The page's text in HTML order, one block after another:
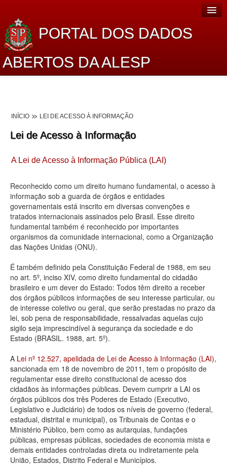
PORTAL DOS DADOS
ABERTOS DA ALESP
Lei de Acesso à Informação
Dados Governamentais Abertos
Planejamento
Catálogo de dados
Processo Legislativo
Deputados Estaduais
Administração
Legislação
Agenda
Perguntas frequentes
Contato
INÍCIO LEI DE ACESSO À INFORMAÇÃO
Lei de Acesso à Informação
A Lei de Acesso à Informação Pública (LAI)
Reconhecido como um direito humano fundamental, o acesso à
informação sob a guarda de órgãos e entidades
governamentais está inscrito em diversas convenções e
tratados internacionais assinados pelo Brasil. Esse direito
fundamental também é reconhecido por importantes
organismos da comunidade internacional, como a Organização
das Nações Unidas (ONU).
É também definido pela Constituição Federal de 1988, em seu
no art. 5º, inciso XIV, como direito fundamental do cidadão
brasileiro e um dever do Estado: Todos têm direito a receber
dos órgãos públicos informações de seu interesse particular, ou
de interesse coletivo ou geral, que serão prestadas no prazo da
lei, sob pena de responsabilidade, ressalvadas aquelas cujo
sigilo seja imprescindível à segurança da sociedade e do
Estado (BRASIL. 1988, art. 5º).
A Lei nº 12.527, apelidada de Lei de Acesso à Informação (LAI),
sancionada em 18 de novembro de 2011, tem o propósito de
regulamentar esse direito constitucional de acesso dos
cidadãos às informações públicas. Devem cumprir a LAI os
órgãos públicos dos três Poderes de Estado (Executivo,
Legislativo e Judiciário) de todos os níveis de governo (federal,
estadual, distrital e municipal), os Tribunais de Contas e o
Ministério Público, bem como as autarquias, fundações
públicas, empresas públicas, sociedades de economia mista e
demais entidades controladas direta ou indiretamente pela
União, Estados, Distrito Federal e Municípios.